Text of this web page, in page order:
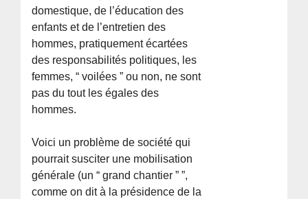
domestique, de l’éducation des
enfants et de l’entretien des
hommes, pratiquement écartées
des responsabilités politiques, les
femmes, “ voilées ” ou non, ne sont
pas du tout les égales des
hommes.
Voici un problème de société qui
pourrait susciter une mobilisation
générale (un “ grand chantier ” ”,
comme on dit à la présidence de la